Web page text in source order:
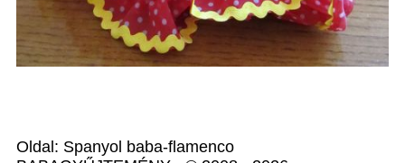
Oldal: Spanyol baba-flamenco